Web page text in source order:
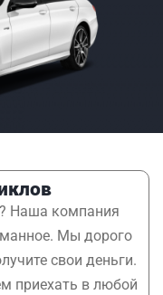
Наша компания
Мы дорого
свои деньги.
приехать в любой